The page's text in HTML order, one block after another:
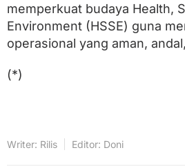
memperkuat budaya Health,
Environment (HSSE) guna
operasional yang aman,
(*)
Writer: Rilis Editor: Doni